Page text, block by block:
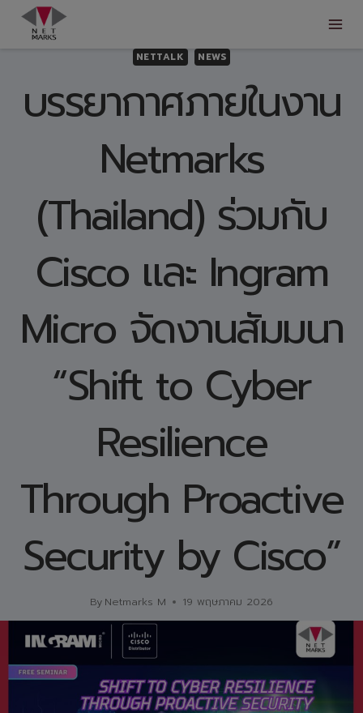
NETTALK NEWS
บรรยากาศภายในงาน
Netmarks
(Thailand) ร่วมกับ
Cisco และ Ingram
Micro จัดงานสัมมนา
“Shift to Cyber
Resilience
Through Proactive
Security by Cisco”
By Netmarks M 19 พฤษภาคม 2026